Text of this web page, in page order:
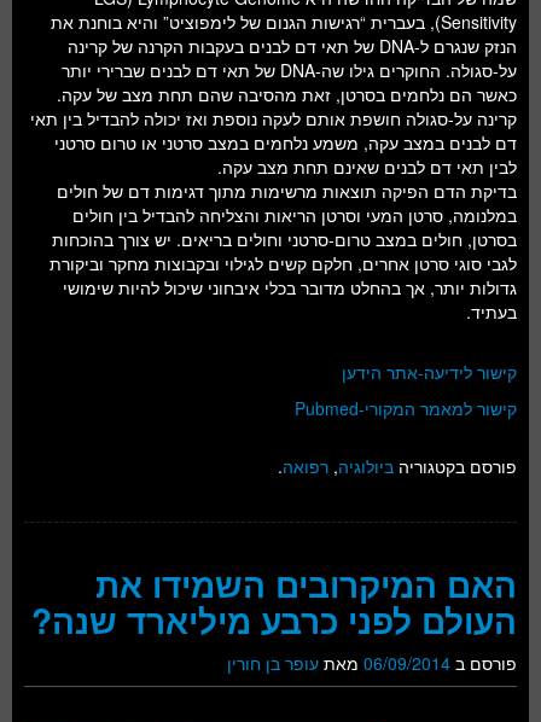
Sensitivity), בעברית “רגישות הגנום של לימפוציט” והיא בוחנת את
הנזק שנגרם ל-DNA של תאי דם לבנים בעקבות הקרנה של קרינה
על-סגולה. החוקרים גילו שה-DNA של תאי דם לבנים שברירי יותר
כאשר הם נלחמים בסרטן, זאת מהסיבה שהם תחת מצב של עקה.
קרינה על-סגולה חושפת אותם לעקה נוספת ואז יכולה להבדיל בין תאי
דם לבנים במצב עקה, משמע נלחמים במצב סרטני או טרום סרטני
לבין תאי דם לבנים שאינם תחת מצב עקה.
בדיקת הדם הפיקה תוצאות מרשימות מתוך דגימות דם של חולים
במלנומה, סרטן המעי וסרטן הריאות והצליחה להבדיל בין חולים
בסרטן, חולים במצב טרום-סרטני וחולים בריאים. יש צורך בהוכחות
לגבי סוגי סרטן אחרים, חלקם קשים לגילוי ובקבוצות מחקר וביקורת
גדולות יותר, אך בהחלט מדובר בכלי איבחוני שיכול להיות שימושי
בעתיד.
קישור לידיעה-אתר הידען
קישור למאמר המקורי-Pubmed
פורסם בקטגוריה ביולוגיה, רפואה.
האם המיקרובים השמידו את
העולם לפני כרבע מיליארד שנה?
פורסם ב 06/09/2014 מאת עופר בן חורין